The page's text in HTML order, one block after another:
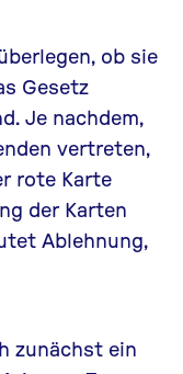
ob sie
Gesetz
Je nachdem,
vertreten,
rote Karte
der Karten
Ablehnung,
zunächst ein